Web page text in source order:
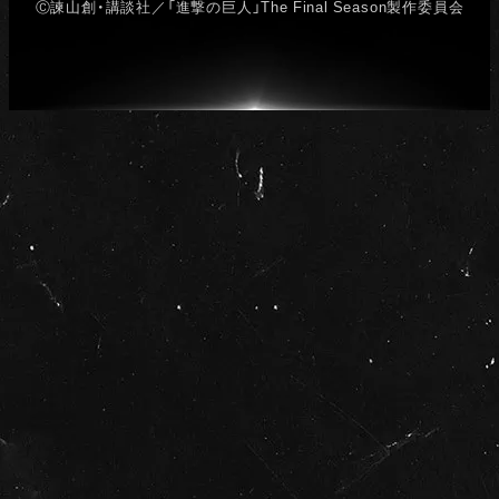
Ⓒ諫山創・講談社／「進撃の巨人」The Final Season製作委員会